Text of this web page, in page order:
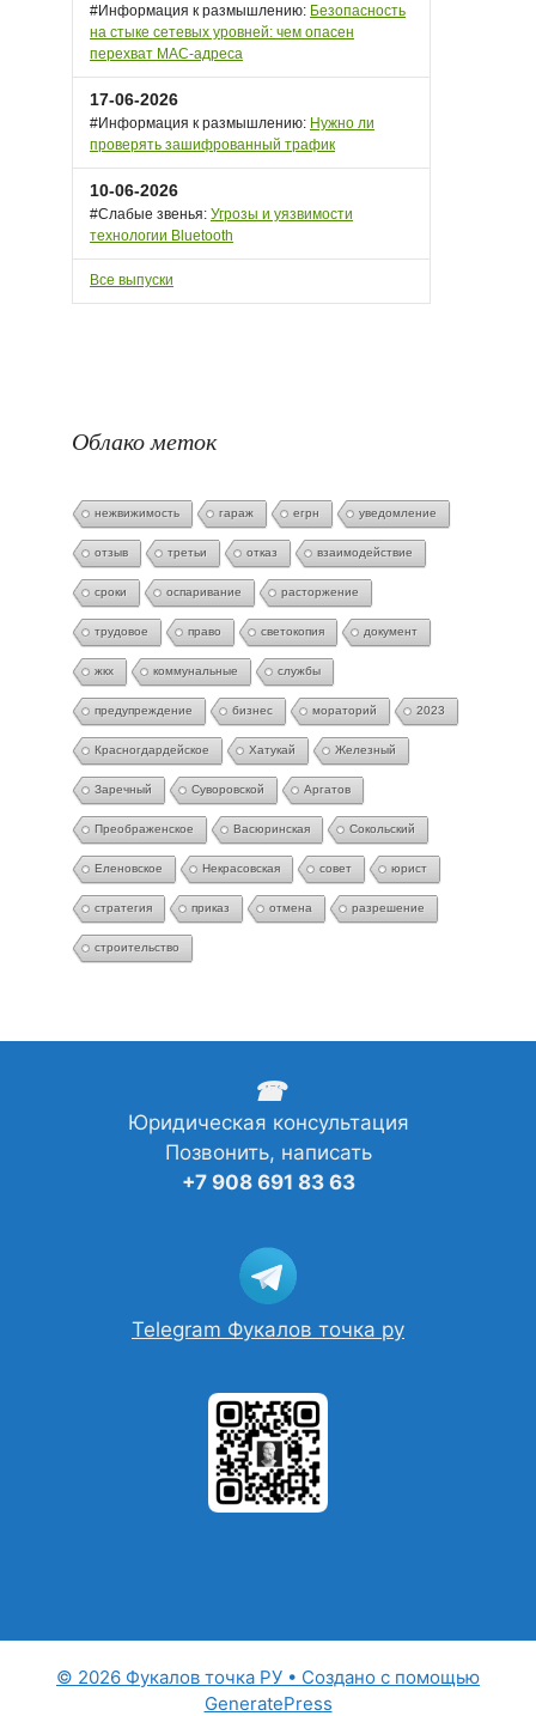
#Информация к размышлению: Безопасность
на стыке сетевых уровней: чем опасен
перехват MAC-адреса
17-06-2026
#Информация к размышлению: Нужно ли
проверять зашифрованный трафик
10-06-2026
#Слабые звенья: Угрозы и уязвимости
технологии Bluetooth
Все выпуски
Облако меток
нежвижимость гараж егрн уведомление
отзыв третьи отказ взаимодействие
сроки оспаривание расторжение
трудовое право светокопия документ
жкх коммунальные службы
предупреждение бизнес мораторий 2023
Красногдардейское Хатукай Железный
Заречный Суворовской Аргатов
Преображенское Васюринская Сокольский
Еленовское Некрасовская совет юрист
стратегия приказ отмена разрешение
строительство
☎
Юридическая консультация
Позвонить, написать
+7 908 691 83 63
Telegram Фукалов точка ру
© 2026 Фукалов точка РУ • Создано с помощью
GeneratePress